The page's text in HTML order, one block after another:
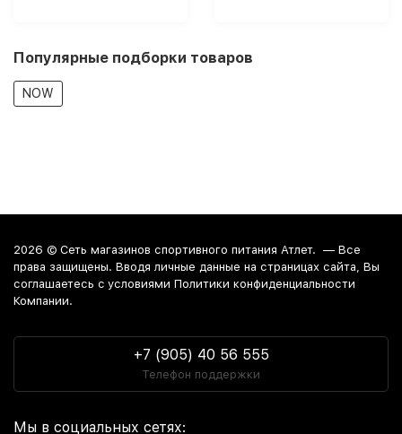
Популярные подборки товаров
NOW
2026 © Сеть магазинов спортивного питания Атлет. — Все
права защищены. Вводя личные данные на страницах сайта, Вы
соглашаетесь c условиями Политики конфиденциальности
Компании.
+7 (905) 40 56 555
Телефон поддержки
Мы в социальных сетях: